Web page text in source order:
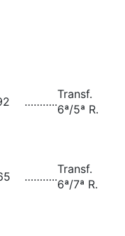
………..
Transf.
6ª/5ª R.
………..
Transf.
6ª/7ª R.